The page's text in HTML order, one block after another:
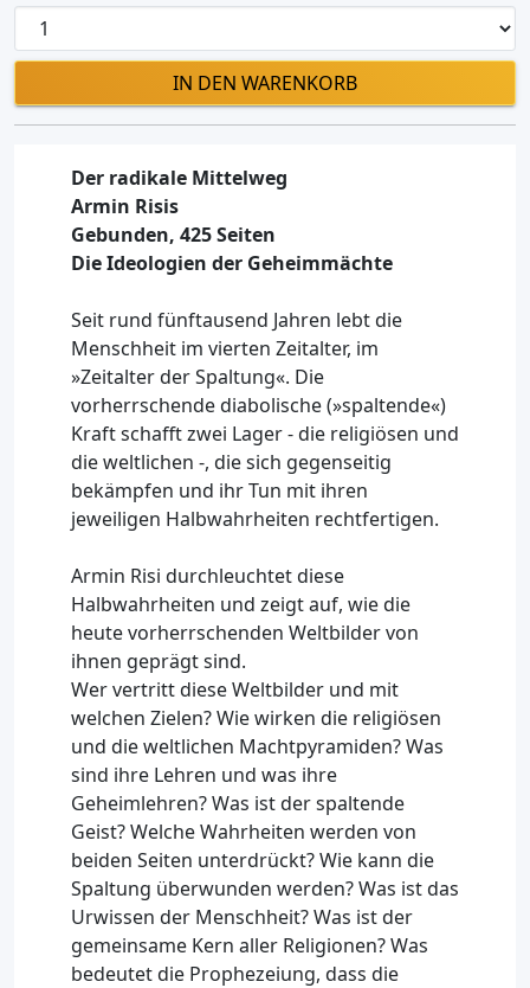
IN DEN WARENKORB
Der radikale Mittelweg
Armin Risis
Gebunden, 425 Seiten
Die Ideologien der Geheimmächte
Seit rund fünftausend Jahren lebt die
Menschheit im vierten Zeitalter, im
»Zeitalter der Spaltung«. Die
vorherrschende diabolische (»spaltende«)
Kraft schafft zwei Lager - die religiösen und
die weltlichen -, die sich gegenseitig
bekämpfen und ihr Tun mit ihren
jeweiligen Halbwahrheiten rechtfertigen.
Armin Risi durchleuchtet diese
Halbwahrheiten und zeigt auf, wie die
heute vorherrschenden Weltbilder von
ihnen geprägt sind.
Wer vertritt diese Weltbilder und mit
welchen Zielen? Wie wirken die religiösen
und die weltlichen Machtpyramiden? Was
sind ihre Lehren und was ihre
Geheimlehren? Was ist der spaltende
Geist? Welche Wahrheiten werden von
beiden Seiten unterdrückt? Wie kann die
Spaltung überwunden werden? Was ist das
Urwissen der Menschheit? Was ist der
gemeinsame Kern aller Religionen? Was
bedeutet die Prophezeiung, dass die